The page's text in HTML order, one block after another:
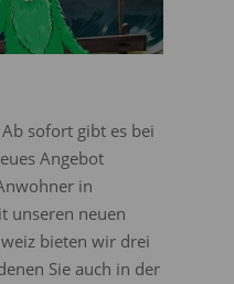
sofort gibt es bei
Angebot
in
unseren neuen
bieten wir drei
Sie auch in der